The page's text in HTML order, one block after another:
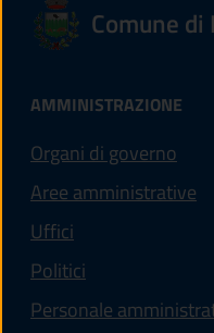
Comune di
AMMINISTRAZIONE
Organi di governo
Aree amministrative
Uffici
Politici
Personale